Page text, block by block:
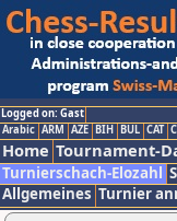
Logged on: Gast
Arabic ARM AZE BIH BUL CAT
Home Tournament-
Turnierschach-Elozahl
Allgemeines Turnier